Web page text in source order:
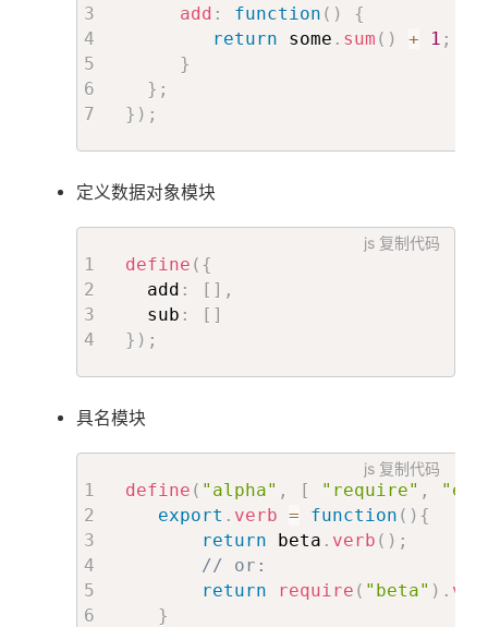
add : function ( )
{
return some . sum ( ) + 1 ;
}
} ;
} ) ;
定义数据对象模块
js 复制代码
define ( {
  add
: [ ] ,
  sub
: [ ]
} ) ;
具名模块
js 复制代码
define ( "alpha" , [ "require" ,
export . verb = function ( ) {
return beta . verb ( ) ;
// or:
return
require ( "beta" ) .
}